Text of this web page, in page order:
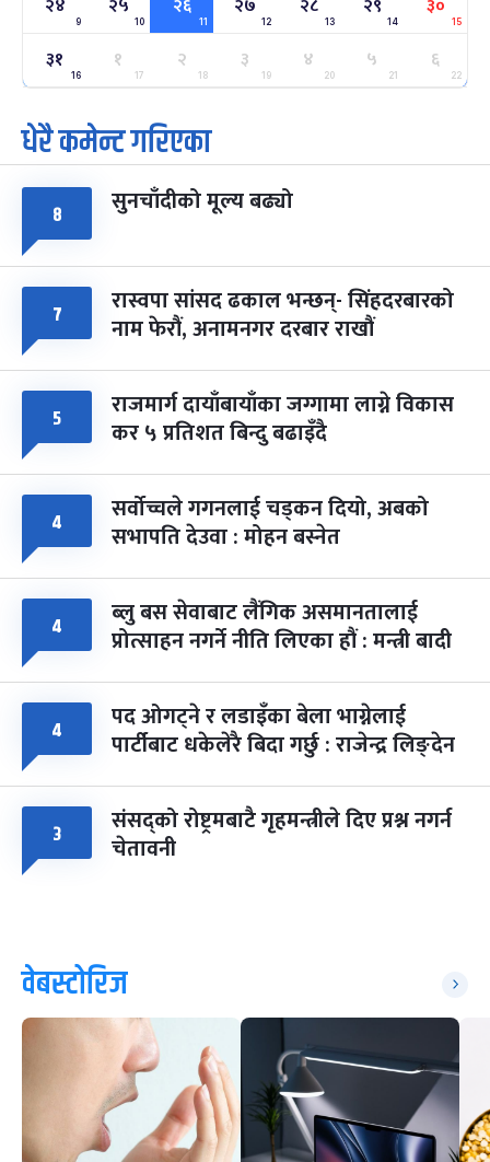
२५
मंगल
ग्याल्पो ल्होसार
फाल्गुन २५, २०८३ Mar 9, 2027
७ महिना बाँकी
७
आइत
पूर्णिमा व्रत
चैत्र ७, २०८३-Mar 21, 2027
८
सोम
फागुपूर्णिमा
२४
9
२५
10
२६
11
२७
12
२८
13
२९
14
३०
15
३१
16
१
17
२
18
३
19
४
20
५
21
६
22
धेरै कमेन्ट गरिएका
८ सुनचाँदीको मूल्य बढ्यो
७ रास्वपा सांसद ढकाल भन्छन्- सिंहदरबारको
नाम फेरौं, अनामनगर दरबार राखौं
५ राजमार्ग दायाँबायाँका जग्गामा लाग्ने विकास
कर ५ प्रतिशत बिन्दु बढाइँदै
४ सर्वोच्चले गगनलाई चड्कन दियो, अबको
सभापति देउवा : मोहन बस्नेत
४ ब्लु बस सेवाबाट लैंगिक असमानतालाई
प्रोत्साहन नगर्ने नीति लिएका हौं : मन्त्री बादी
४ पद ओगट्ने र लडाइँका बेला भाग्नेलाई
पार्टीबाट धकेलेरै बिदा गर्छु : राजेन्द्र लिङ्देन
३ संसद्को रोष्ट्रमबाटै गृहमन्त्रीले दिए प्रश्न नगर्न
चेतावनी
वेबस्टोरिज